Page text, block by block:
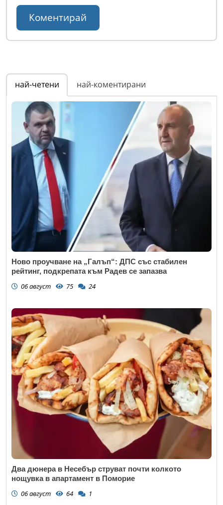
най-четени най-коментирани
Ново проучване на „Галъп“: ДПС със стабилен
рейтинг, подкрепата към Радев се запазва
06 август 75 24
Два дюнера в Несебър струват почти колкото
нощувка в апартамент в Поморие
06 август 64 1